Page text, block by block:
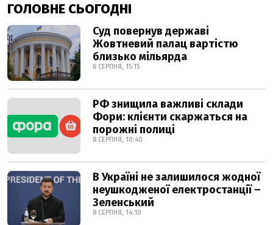
ГОЛОВНЕ СЬОГОДНІ
Суд повернув державі
Жовтневий палац вартістю
близько мільярда
8 СЕРПНЯ, 15:15
РФ знищила важливі склади
Фори: клієнти скаржаться на
порожні полиці
8 СЕРПНЯ, 10:40
В Україні не залишилося жодної
неушкодженої електростанції –
Зеленський
8 СЕРПНЯ, 14:10